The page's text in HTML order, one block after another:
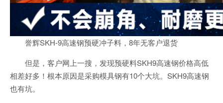
誉辉SKH-9高速钢预硬冲子料，8年无客户退货
但是，客户网上一搜，发现预硬料SKH9高速钢价格高低
相差好多！根本原因是采购模具钢有10个大坑。SKH9高速钢
也有坑。